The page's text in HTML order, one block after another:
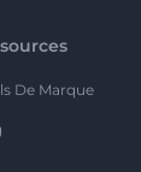
De Marque